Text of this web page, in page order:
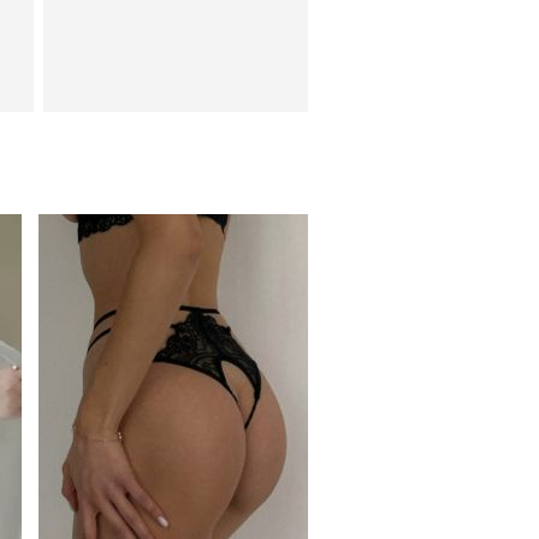
Вечернее нарядное
корсетное платье
коричневого цвета